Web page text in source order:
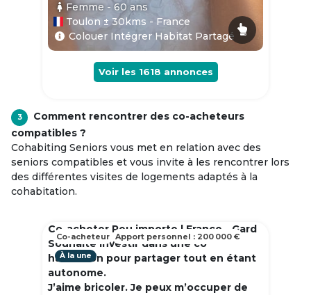
Femme - 60ans
Toulon ± 30kms - France
Colouer Intégrer Habitat Partagé
Voir les 1618 annonces
3
Comment rencontrer des co-acheteurs
compatibles ?
Cohabiting Seniors vous met en relation avec des
seniors compatibles et vous invite à les rencontrer lors
des différentes visites de logements adaptés à la
cohabitation.
Co-acheter Peu importe | France - Gard
Souhaite investir dans une co
habitation pour partager tout en étant
autonome.
J’aime bricoler. Je peux m’occuper de
À la une
Co-acheteur Apport personnel : 200 000 €